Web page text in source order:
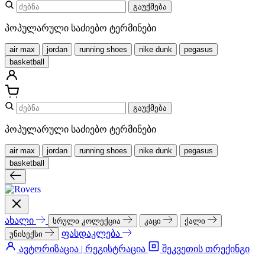
გაუქმება
პოპულარული საძიებო ტერმინები
air max jordan running shoes nike dunk
pegasus
basketball
გაუქმება
პოპულარული საძიებო ტერმინები
air max jordan running shoes nike dunk
pegasus
basketball
ახალი სრული კოლექცია კაცი
ქალი
უნისექსი
ფასდაკლება
ავტორიზაცია | რეგისტრაცია
შეკვეთის თრექინგი